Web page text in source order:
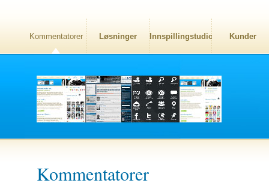
Kommentatorer Løsninger Innspillingstudio Kunder
Kommentatorer